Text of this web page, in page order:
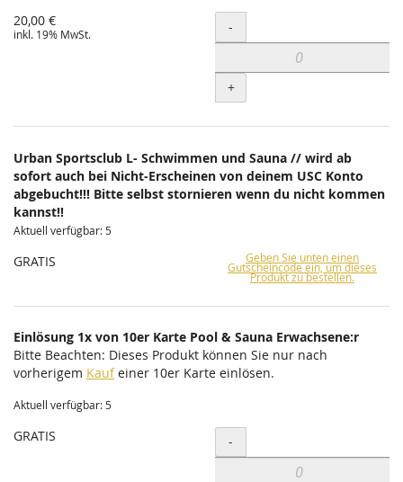
20,00 €
inkl. 19% MwSt. Menge
-
+
Urban Sportsclub L- Schwimmen und Sauna // wird ab
sofort auch bei Nicht-Erscheinen von deinem USC Konto
abgebucht!!! Bitte selbst stornieren wenn du nicht kommen
kannst!!
Aktuell verfügbar: 5
GRATIS Geben Sie unten einen
Gutscheincode ein, um dieses
Produkt zu bestellen.
Einlösung 1x von 10er Karte Pool & Sauna Erwachsene:r
Bitte Beachten: Dieses Produkt können Sie nur nach
vorherigem Kaufeiner 10er Karte einlösen.
Aktuell verfügbar: 5
GRATIS Menge
-